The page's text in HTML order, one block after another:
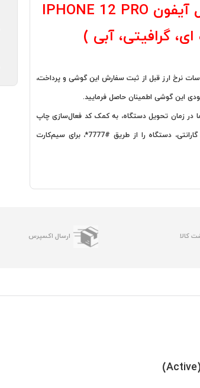
گوشی موبایل آیفون IPHONE 12 PRO
ای، گرافیتی، آبی )
نرخ ارز قبل از ثبت سفارش این گوشی و پرداخت،
این گوشی اطمینان حاصل فرمایید.
در زمان تحویل دستگاه، به کمک کد فعال‌سازی چاپ
شده روی جعبه یا کارت گارانتی، دستگاه را از طریق #7777*، برای سیم‌کارت
کالا ارسال اکسپرس